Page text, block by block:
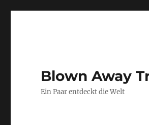
Blown Away
Ein Paar entdeckt die Welt